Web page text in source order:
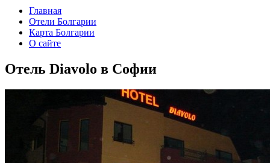
Главная
Отели Болгарии
Карта Болгарии
О сайте
Отель Diavolo в Софии